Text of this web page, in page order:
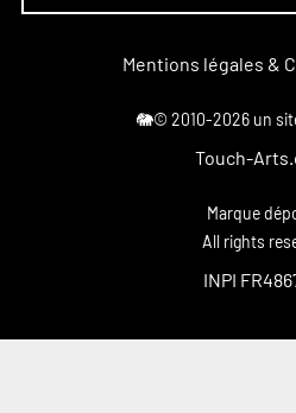
Mentions légales &
🐘© 2010-2026 un
Touch-
Marque
All rights
INPI